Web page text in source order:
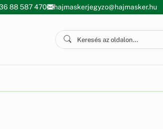
88 587 470 hajmaskerjegyzo@hajmasker.hu